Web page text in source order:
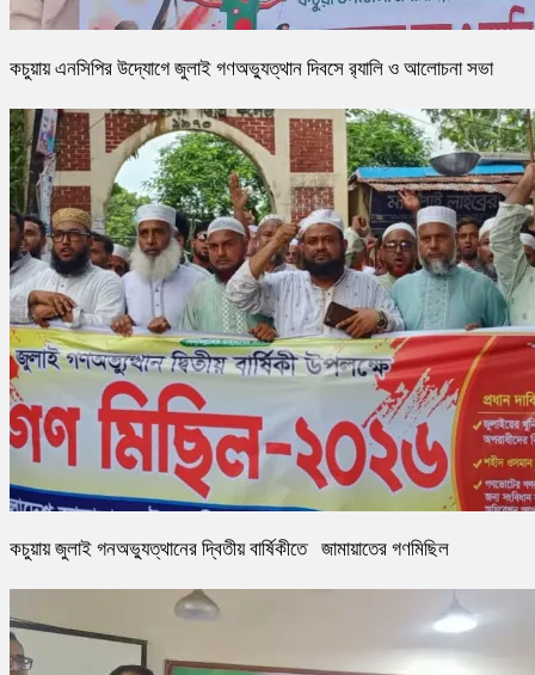
কচুয়ায় এনসিপির উদ্যোগে জুলাই গণঅভ্যুত্থান দিবসে র‌্যালি ও আলোচনা সভা
কচুয়ায় জুলাই গনঅভ্যুত্থানের দ্বিতীয় বার্ষিকীতে জামায়াতের গণমিছিল